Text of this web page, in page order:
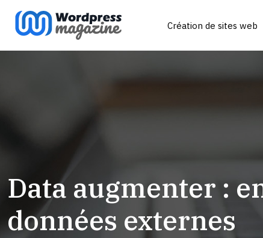
Création de sites web
Data augmenter :
données externes